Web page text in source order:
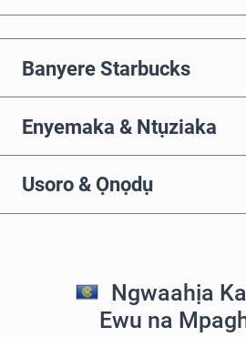
Banyere Starbucks
Enyemaka & Ntụziaka
Usoro & Ọnọdụ
Ngwaahịa
Ewu na